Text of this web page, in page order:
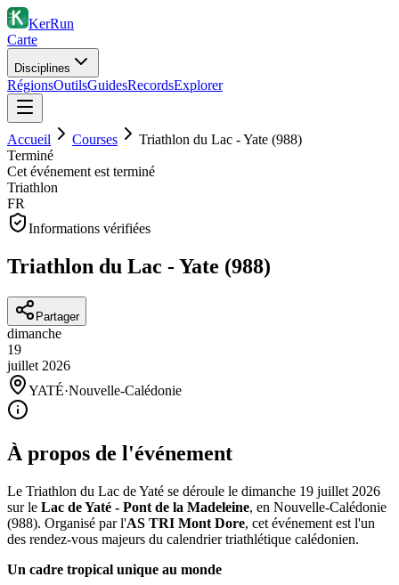
KerRun
Carte
Disciplines
RégionsOutilsGuidesRecordsExplorer
Accueil Courses
Triathlon du Lac - Yate (988)
Terminé
Cet événement est terminé
Triathlon
FR
Informations vérifiées
Triathlon du Lac - Yate (988)
Partager
dimanche
19
juillet 2026
YATÉ·Nouvelle-Calédonie
À propos de l'événement
Le Triathlon du Lac de Yaté se déroule le dimanche 19 juillet 2026
sur le Lac de Yaté - Pont de la Madeleine, en Nouvelle-Calédonie
(988). Organisé par l'AS TRI Mont Dore, cet événement est l'un
des rendez-vous majeurs du calendrier triathlétique calédonien.
Un cadre tropical unique au monde